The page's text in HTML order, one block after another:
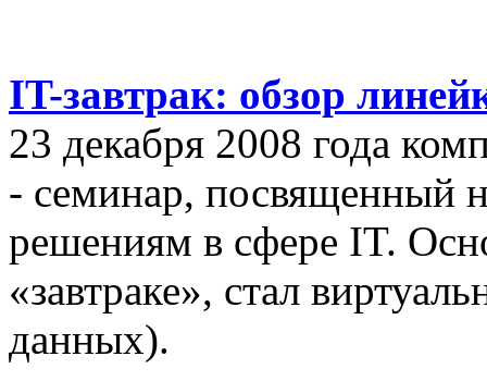
IT-завтрак: обзор
23 декабря 2008 года
- семинар, посвященный
решениям в сфере IT.
«завтраке», стал
данных).